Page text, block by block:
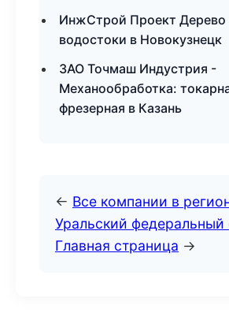
ИнжСтрой Проект Дерево
водостоки в Новокузнецк
ЗАО Точмаш Индустрия -
Механообработка:
фрезерная в Казань
← Все компании в
Уральский федеральный
Главная страница →